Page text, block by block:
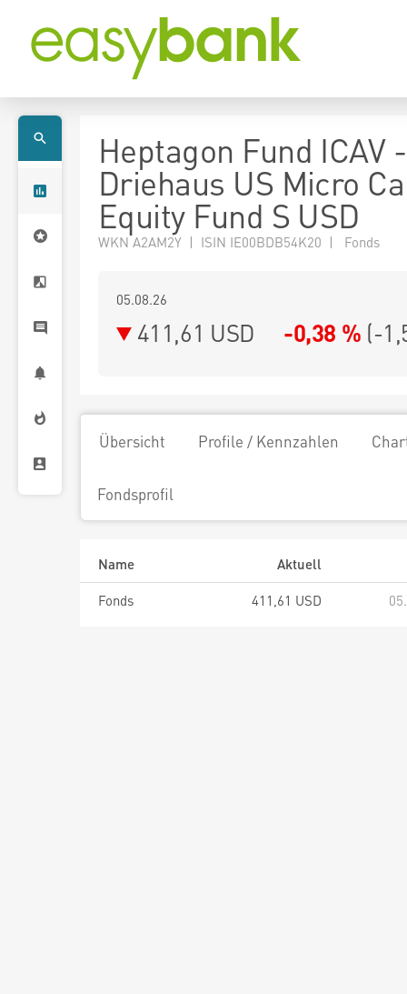
Heptagon Fund ICAV -
Driehaus US Micro
Equity Fund S USD
WKN A2AM2Y | ISIN IE00BDB54K20 | Fonds
05.08.26
411,61 USD -0,38 % (-
Übersicht Profile / Kennzahlen
Fondsprofil
Name
Aktuell
Fonds
411,61 USD